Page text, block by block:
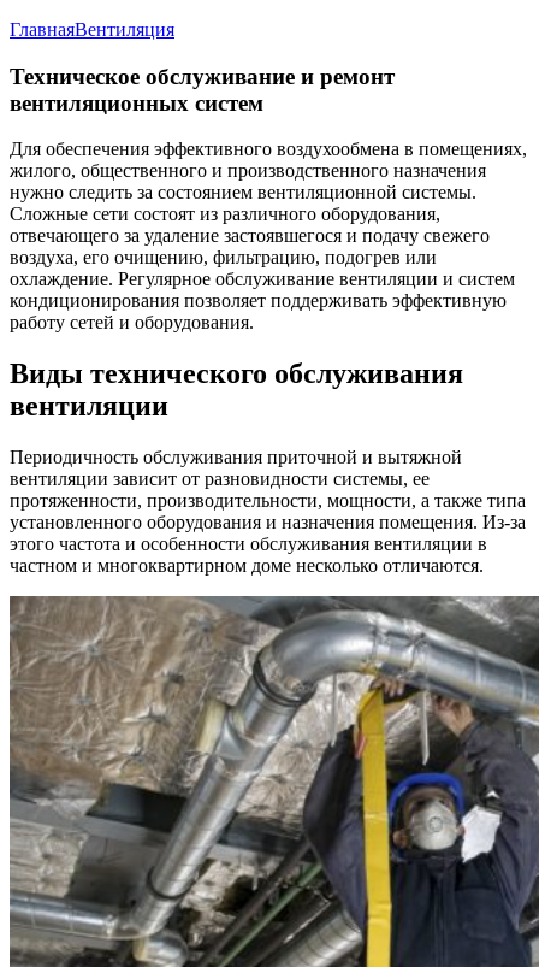
ГлавнаяВентиляция
Техническое обслуживание и ремонт
вентиляционных систем
Для обеспечения эффективного воздухообмена в помещениях,
жилого, общественного и производственного назначения
нужно следить за состоянием вентиляционной системы.
Сложные сети состоят из различного оборудования,
отвечающего за удаление застоявшегося и подачу свежего
воздуха, его очищению, фильтрацию, подогрев или
охлаждение. Регулярное обслуживание вентиляции и систем
кондиционирования позволяет поддерживать эффективную
работу сетей и оборудования.
Виды технического обслуживания
вентиляции
Периодичность обслуживания приточной и вытяжной
вентиляции зависит от разновидности системы, ее
протяженности, производительности, мощности, а также типа
установленного оборудования и назначения помещения. Из-за
этого частота и особенности обслуживания вентиляции в
частном и многоквартирном доме несколько отличаются.